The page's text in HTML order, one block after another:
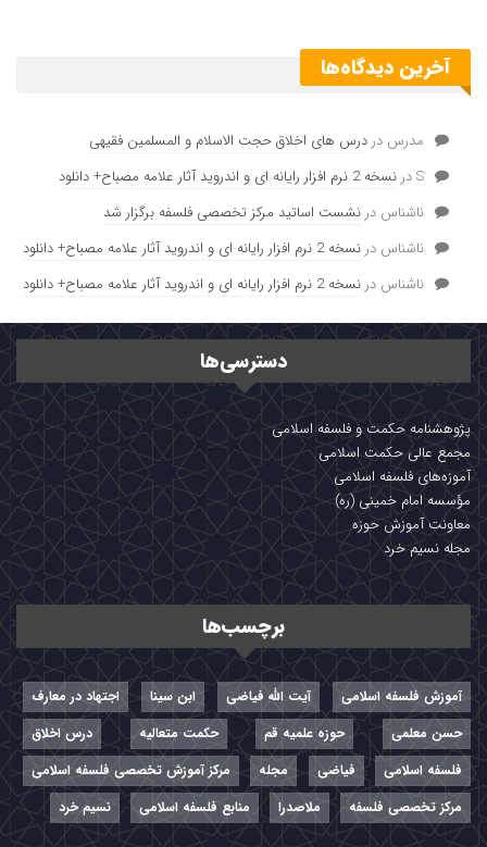
آخرین دیدگاه‌ها
مدرس در درس های اخلاق حجت الاسلام و المسلمین فقیهی
Sدر نسخه 2 نرم افزار رایانه ای و اندروید آثار علامه مصباح+ دانلود
ناشناس در نشست اساتید مرکز تخصصی فلسفه برگزار شد
ناشناس در نسخه 2 نرم افزار رایانه ای و اندروید آثار علامه مصباح+ دانلود
ناشناس در نسخه 2 نرم افزار رایانه ای و اندروید آثار علامه مصباح+ دانلود
دسترسی‌ها
پژوهشنامه حکمت و فلسفه اسلامی
مجمع عالی حکمت اسلامی
آموزه‌های فلسفه اسلامی
مؤسسه امام خمینی (ره)
معاونت آموزش حوزه
مجله نسیم خرد
برچسب‌ها
آموزش فلسفه اسلامی آیت الله فیاضی ابن سینا
اجتهاد در معارف
حسن معلمی
حوزه علمیه قم حکمت متعالیه
درس اخلاق
فلسفه اسلامی
فیاضی مجله
مرکز آموزش تخصصی فلسفه اسلامی
مرکز تخصصی فلسفه
ملاصدرا منابع فلسفه اسلامی نسیم خرد